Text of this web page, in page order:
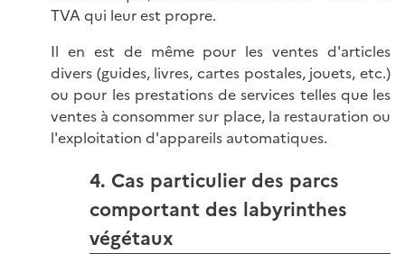
TVA qui leur est propre.
Il en est de même pour les ventes d'articles
divers (guides, livres, cartes postales, jouets, etc.)
ou pour les prestations de services telles que les
ventes à consommer sur place, la restauration ou
l'exploitation d'appareils automatiques.
4. Cas particulier des parcs
comportant des labyrinthes
végétaux